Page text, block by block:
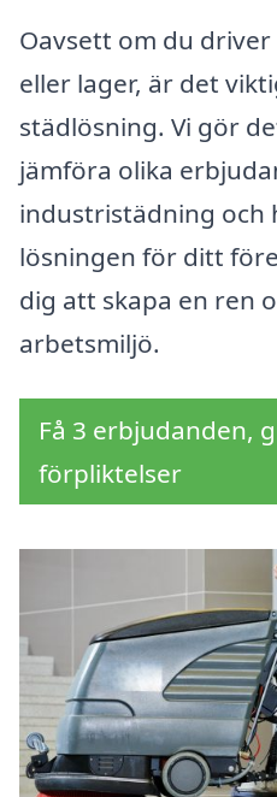
Oavsett om du
eller lager, är det
städlösning. Vi gör
jämföra olika
industristädning och
lösningen för ditt
dig att skapa en ren
arbetsmiljö.
Få 3 erbjudanden,
förpliktelser